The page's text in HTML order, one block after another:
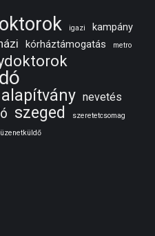
igazi kampány
kórháztámogatás metro
nevetés
szeged
szeretetcsomag
üzenetküldő